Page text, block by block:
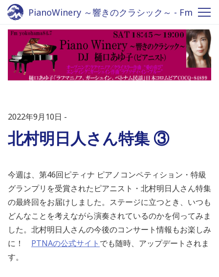
PianoWinery ～響きのクラシック～ - Fm
yokohama 84.7
2022年9月10日
北村明日人さん特集 ③
今週は、第46回ピティナ ピアノコンペティション・特級
グランプリを受賞されたピアニスト・北村明日人さん特集
の最終回をお届けしました。ステージに立つとき、いつも
どんなことを考えながら演奏されているのかを伺ってみま
した。北村明日人さんの今後のコンサート情報もお楽しみ
に！ PTNAの公式サイト でも随時、アップデートされま
す。